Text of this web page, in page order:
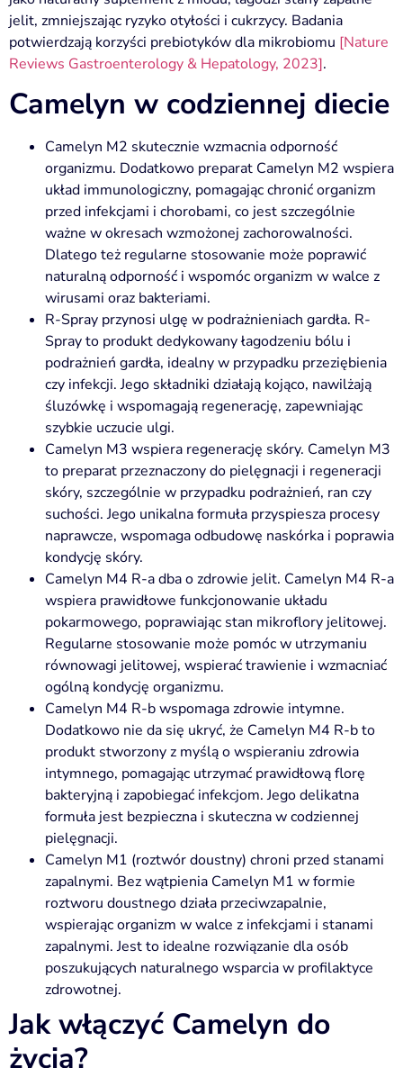
jelit, zmniejszając ryzyko otyłości i cukrzycy. Badania
potwierdzają korzyści prebiotyków dla mikrobiomu [Nature
Reviews Gastroenterology & Hepatology, 2023].
Camelyn w codziennej diecie
Camelyn M2 skutecznie wzmacnia odporność
organizmu. Dodatkowo preparat Camelyn M2 wspiera
układ immunologiczny, pomagając chronić organizm
przed infekcjami i chorobami, co jest szczególnie
ważne w okresach wzmożonej zachorowalności.
Dlatego też regularne stosowanie może poprawić
naturalną odporność i wspomóc organizm w walce z
wirusami oraz bakteriami.
R-Spray przynosi ulgę w podrażnieniach gardła. R-
Spray to produkt dedykowany łagodzeniu bólu i
podrażnień gardła, idealny w przypadku przeziębienia
czy infekcji. Jego składniki działają kojąco, nawilżają
śluzówkę i wspomagają regenerację, zapewniając
szybkie uczucie ulgi.
Camelyn M3 wspiera regenerację skóry. Camelyn M3
to preparat przeznaczony do pielęgnacji i regeneracji
skóry, szczególnie w przypadku podrażnień, ran czy
suchości. Jego unikalna formuła przyspiesza procesy
naprawcze, wspomaga odbudowę naskórka i poprawia
kondycję skóry.
Camelyn M4 R-a dba o zdrowie jelit. Camelyn M4 R-a
wspiera prawidłowe funkcjonowanie układu
pokarmowego, poprawiając stan mikroflory jelitowej.
Regularne stosowanie może pomóc w utrzymaniu
równowagi jelitowej, wspierać trawienie i wzmacniać
ogólną kondycję organizmu.
Camelyn M4 R-b wspomaga zdrowie intymne.
Dodatkowo nie da się ukryć, że Camelyn M4 R-b to
produkt stworzony z myślą o wspieraniu zdrowia
intymnego, pomagając utrzymać prawidłową florę
bakteryjną i zapobiegać infekcjom. Jego delikatna
formuła jest bezpieczna i skuteczna w codziennej
pielęgnacji.
Camelyn M1 (roztwór doustny) chroni przed stanami
zapalnymi. Bez wątpienia Camelyn M1 w formie
roztworu doustnego działa przeciwzapalnie,
wspierając organizm w walce z infekcjami i stanami
zapalnymi. Jest to idealne rozwiązanie dla osób
poszukujących naturalnego wsparcia w profilaktyce
zdrowotnej.
Jak włączyć Camelyn do
życia?